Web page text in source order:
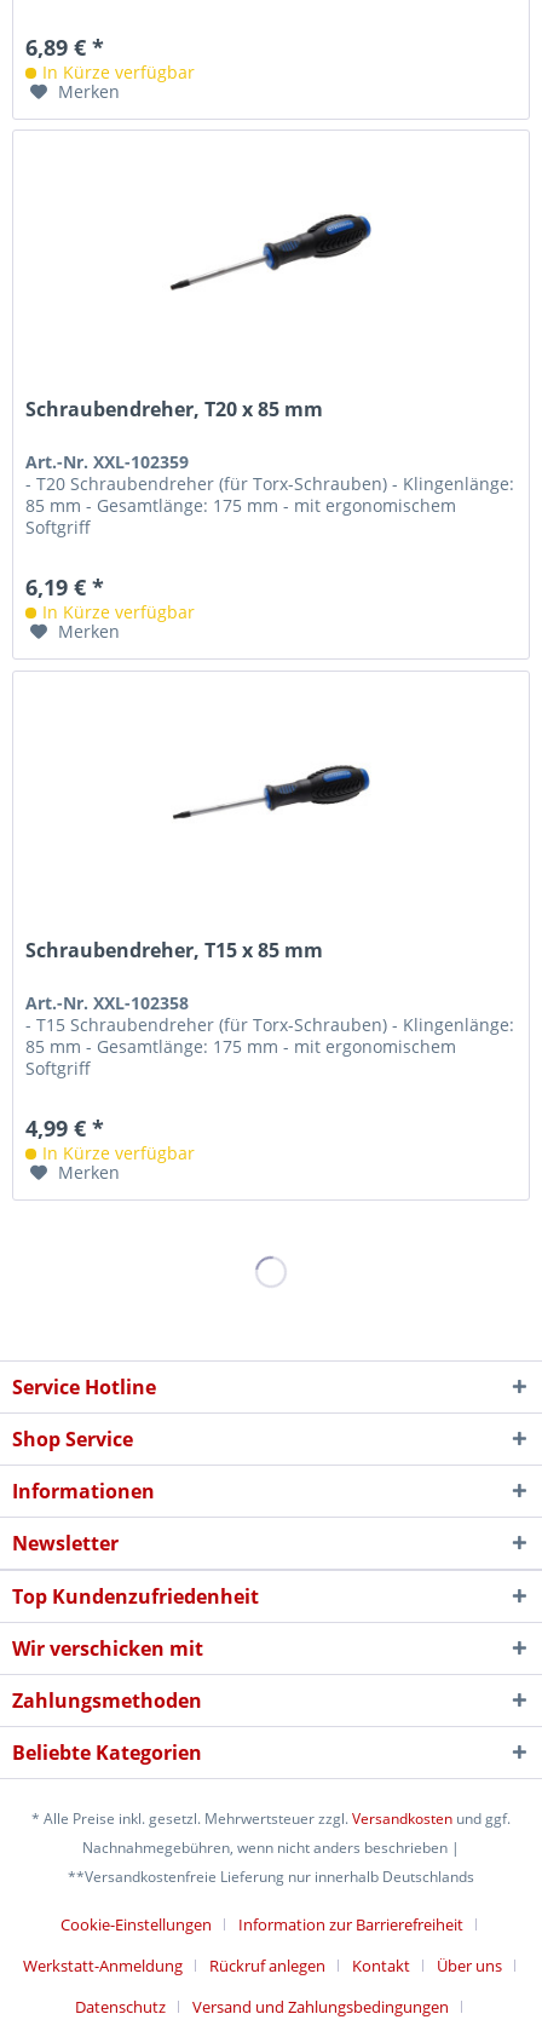
6,89 € *
In Kürze verfügbar
Merken
Schraubendreher, T20 x 85 mm
Art.-Nr. XXL-102359
- T20 Schraubendreher (für Torx-Schrauben) - Klingenlänge:
85 mm - Gesamtlänge: 175 mm - mit ergonomischem
Softgriff
6,19 € *
In Kürze verfügbar
Merken
Schraubendreher, T15 x 85 mm
Art.-Nr. XXL-102358
- T15 Schraubendreher (für Torx-Schrauben) - Klingenlänge:
85 mm - Gesamtlänge: 175 mm - mit ergonomischem
Softgriff
4,99 € *
In Kürze verfügbar
Merken
Service Hotline
Shop Service
Informationen
Newsletter
Top Kundenzufriedenheit
Wir verschicken mit
Zahlungsmethoden
Beliebte Kategorien
* Alle Preise inkl. gesetzl. Mehrwertsteuer zzgl.Versandkosten und ggf.
Nachnahmegebühren, wenn nicht anders beschrieben |
**Versandkostenfreie Lieferung nur innerhalb Deutschlands
Cookie-Einstellungen
Information zur Barrierefreiheit
Werkstatt-Anmeldung
Rückruf anlegen Kontakt
Über uns
Datenschutz
Versand und Zahlungsbedingungen